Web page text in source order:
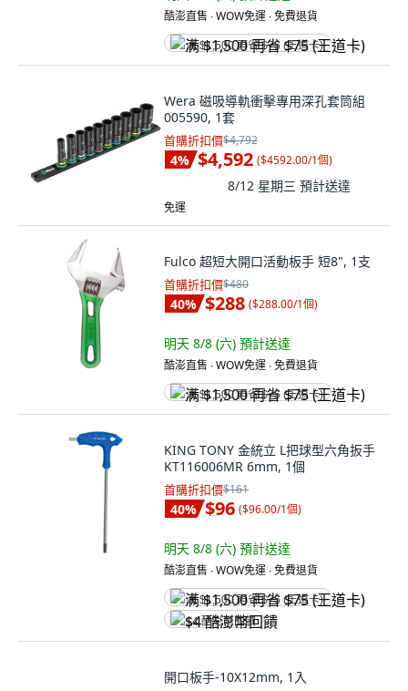
酷澎直售 ∙ WOW免運 ∙ 免費退貨
满 $1,500 再省 $75 (王道卡)
Wera 磁吸導軌衝擊專用深孔套筒組
005590, 1套
首購折扣價$4,792
4% $4,592 ($4592.00/1個)
8/12 星期三 預計送達
免運
Fulco 超短大開口活動板手 短8", 1支
首購折扣價$480
40% $288 ($288.00/1個)
明天 8/8 (六) 預計送達
酷澎直售 ∙ WOW免運 ∙ 免費退貨
满 $1,500 再省 $75 (王道卡)
KING TONY 金統立 L把球型六角扳手
KT116006MR 6mm, 1個
首購折扣價$161
40% $96 ($96.00/1個)
明天 8/8 (六) 預計送達
酷澎直售 ∙ WOW免運 ∙ 免費退貨
满 $1,500 再省 $75 (王道卡)
$4 酷澎幣回饋
開口板手-10X12mm, 1入